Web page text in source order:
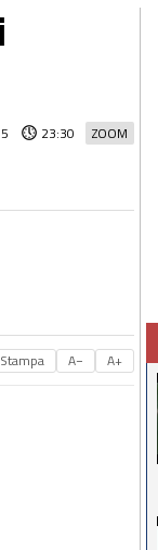
ZOOM
23:30
A− A+